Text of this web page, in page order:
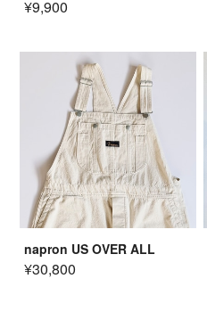
¥9,900
napron US OVER ALL
¥30,800